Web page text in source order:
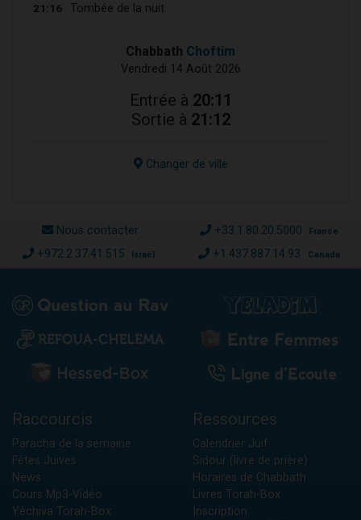
21:16 Tombée de la nuit
Chabbath Choftim
Vendredi 14 Août 2026
Entrée à 20:11
Sortie à 21:12
Changer de ville
Nous contacter +33.1.80.20.5000 France
+972.2.37.41.515 Israël +1.437.887.14.93 Canada
Raccourcis
Paracha de la semaine
Fêtes Juives
News
Cours Mp3-Vidéo
Yéchiva Torah-Box
Ressources
Calendrier Juif
Sidour (livre de prière)
Horaires de Chabbath
Livres Torah-Box
Inscription